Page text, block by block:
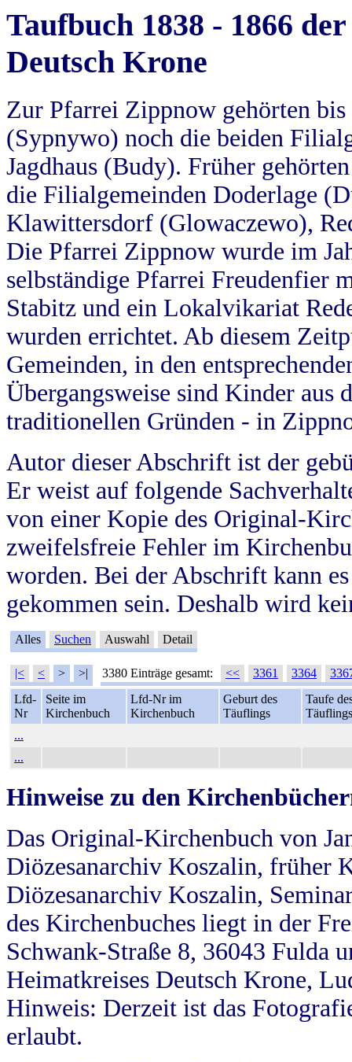
Taufbuch 1838 - 1866
Deutsch Krone
Zur Pfarrei Zippnow gehörten
(Sypnywo) noch die beiden
Jagdhaus (Budy). Früher
die Filialgemeinden Doderlage
Klawittersdorf (Glowaczewo),
Die Pfarrei Zippnow wurde im
selbständige Pfarrei Freudenfier
Stabitz und ein Lokalvikariat
wurden errichtet. Ab diesem
Gemeinden, in den
Übergangsweise sind Kinder aus
traditionellen Gründen - in
Autor dieser Abschrift ist der
Er weist auf folgende
von einer Kopie des Original-
zweifelsfreie Fehler im
worden. Bei der Abschrift kann
gekommen sein. Deshalb wird
Alles Suchen Auswahl Detail
|< < > >| 3380 Einträge gesamt: << 3361 3364
Lfd-
Nr
Seite im
Kirchenbuch
Lfd-Nr im
Kirchenbuch
Geburt des
Täuflings
Taufe
Täuflings
...
...
Hinweise zu den
Das Original-Kirchenbuch von
Diözesanarchiv Koszalin, früher
Diözesanarchiv Koszalin,
des Kirchenbuches liegt in der
Schwank-Straße 8, 36043 Fulda
Heimatkreises Deutsch Krone,
Hinweis: Derzeit ist das
erlaubt.